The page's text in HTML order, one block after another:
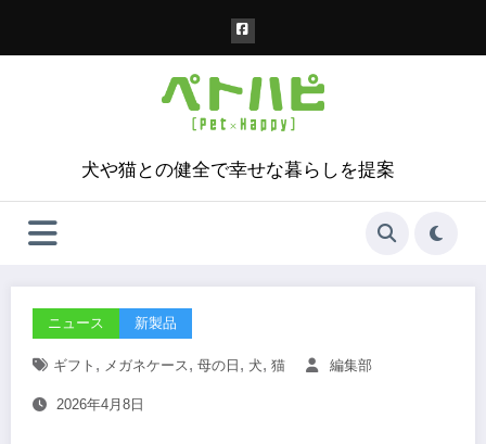
犬や猫との健全で幸せな暮らしを提案
ニュース 新製品
ギフト , メガネケース, 母の日 , 犬, 猫 編集部
2026年4月8日